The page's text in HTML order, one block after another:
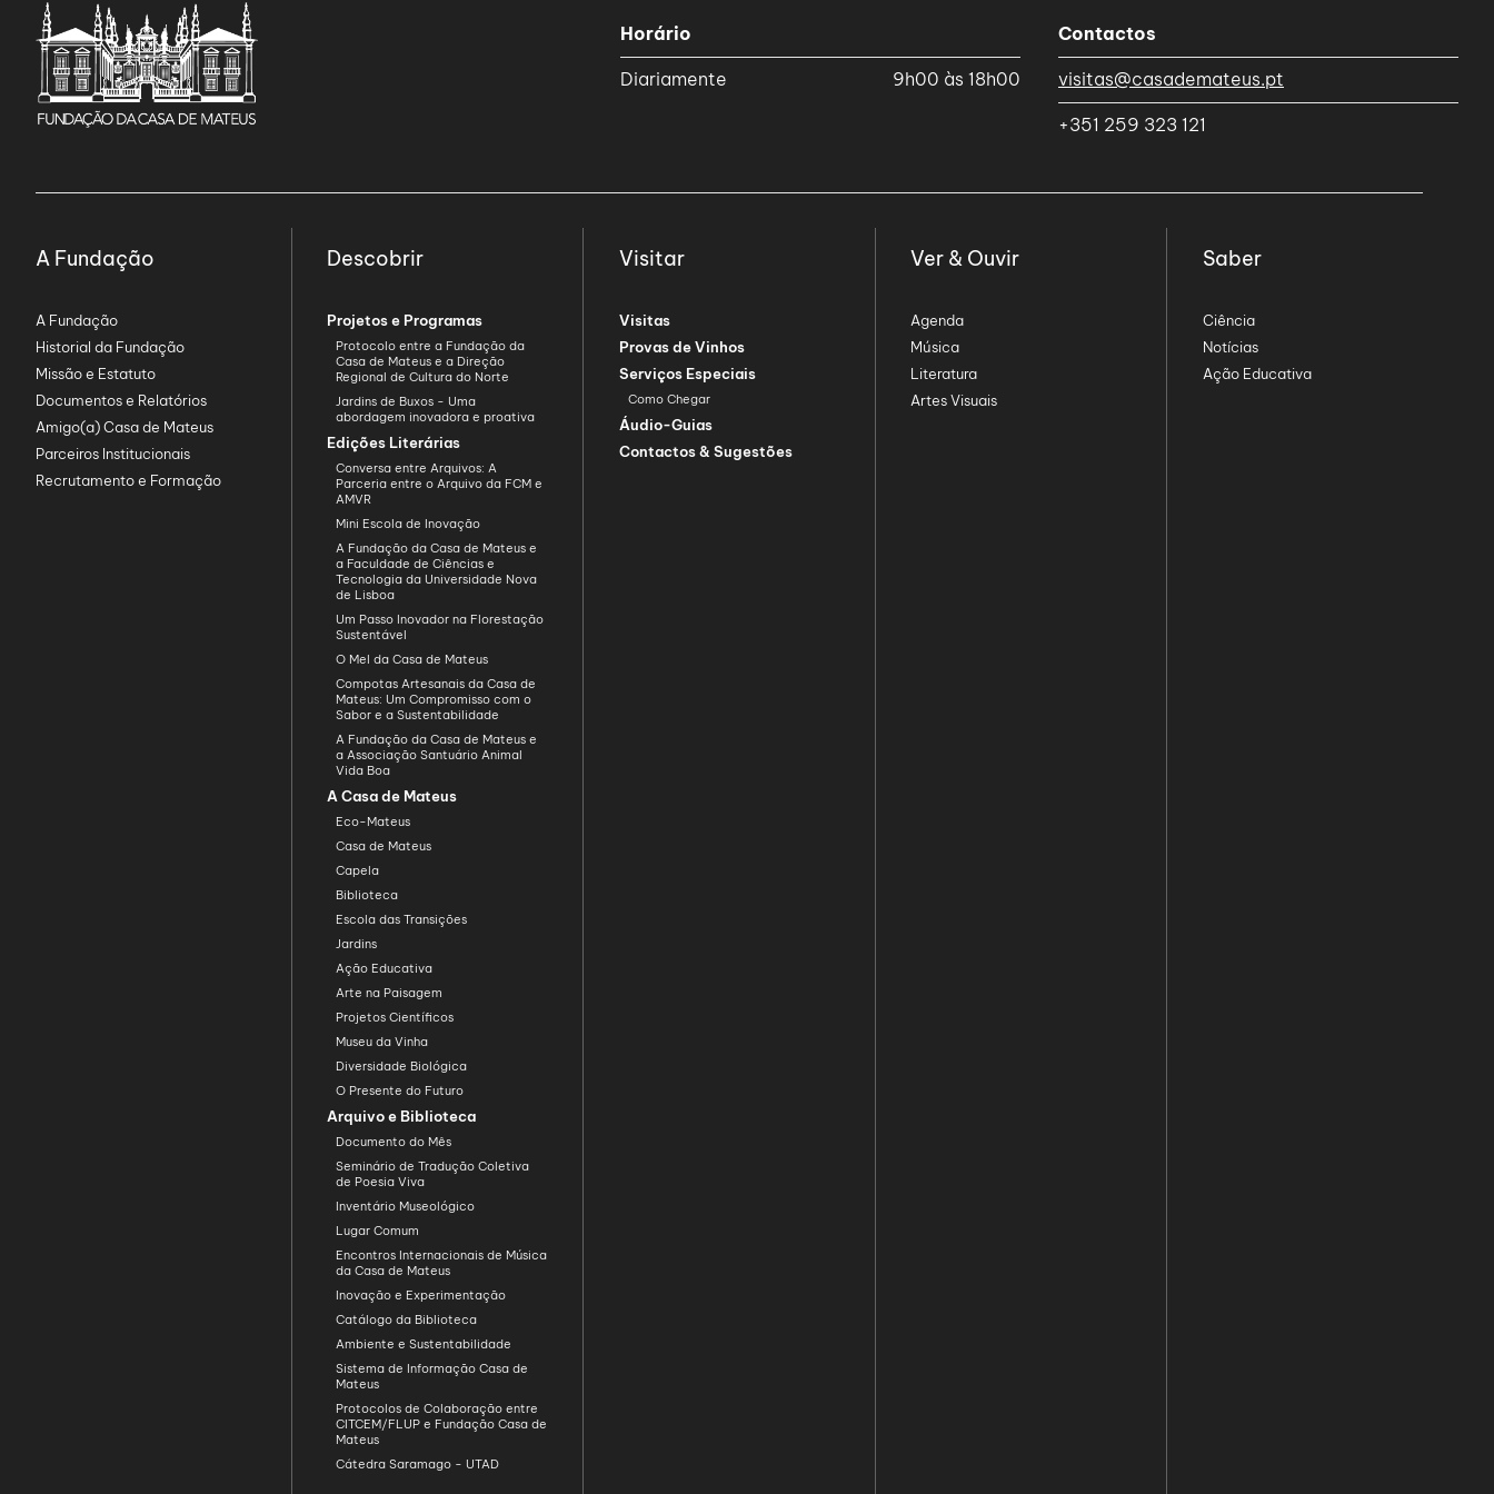
Horário
Diariamente 9h00 às 18h00
Contactos
visitas@casademateus.pt
+351 259 323 121
A Fundação
A Fundação
Historial da Fundação
Missão e Estatuto
Documentos e Relatórios
Amigo(a) Casa de Mateus
Parceiros Institucionais
Recrutamento e Formação
Descobrir
Projetos e Programas
Protocolo entre a Fundação da
Casa de Mateus e a Direção
Regional de Cultura do Norte
Jardins de Buxos - Uma
abordagem inovadora e proativa
Edições Literárias
Conversa entre Arquivos: A
Parceria entre o Arquivo da FCM e
AMVR
Mini Escola de Inovação
A Fundação da Casa de Mateus e
a Faculdade de Ciências e
Tecnologia da Universidade Nova
de Lisboa
Um Passo Inovador na Florestação
Sustentável
O Mel da Casa de Mateus
Compotas Artesanais da Casa de
Mateus: Um Compromisso com o
Sabor e a Sustentabilidade
A Fundação da Casa de Mateus e
a Associação Santuário Animal
Vida Boa
A Casa de Mateus
Eco-Mateus
Casa de Mateus
Capela
Biblioteca
Escola das Transições
Jardins
Ação Educativa
Arte na Paisagem
Projetos Científicos
Museu da Vinha
Diversidade Biológica
O Presente do Futuro
Arquivo e Biblioteca
Documento do Mês
Seminário de Tradução Coletiva
de Poesia Viva
Inventário Museológico
Lugar Comum
Encontros Internacionais de Música
da Casa de Mateus
Inovação e Experimentação
Catálogo da Biblioteca
Ambiente e Sustentabilidade
Sistema de Informação Casa de
Mateus
Protocolos de Colaboração entre
CITCEM/FLUP e Fundação Casa de
Mateus
Cátedra Saramago - UTAD
Visitar
Visitas
Provas de Vinhos
Serviços Especiais
Como Chegar
Áudio-Guias
Contactos & Sugestões
Ver & Ouvir
Agenda
Música
Literatura
Artes Visuais
Saber
Ciência
Notícias
Ação Educativa